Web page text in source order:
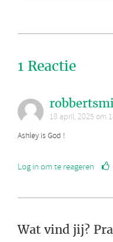
1 Reactie
18 april, 2025 om
Ashley is God !
Log in om te reageren
Wat vind jij?